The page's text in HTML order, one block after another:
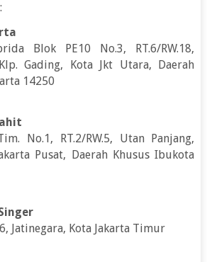
Blok PE10 No.3, RT.6/RW.18,
Gading, Kota Jkt Utara, Daerah
14250
No.1, RT.2/RW.5, Utan Panjang,
Pusat, Daerah Khusus Ibukota
Jatinegara, Kota Jakarta Timur